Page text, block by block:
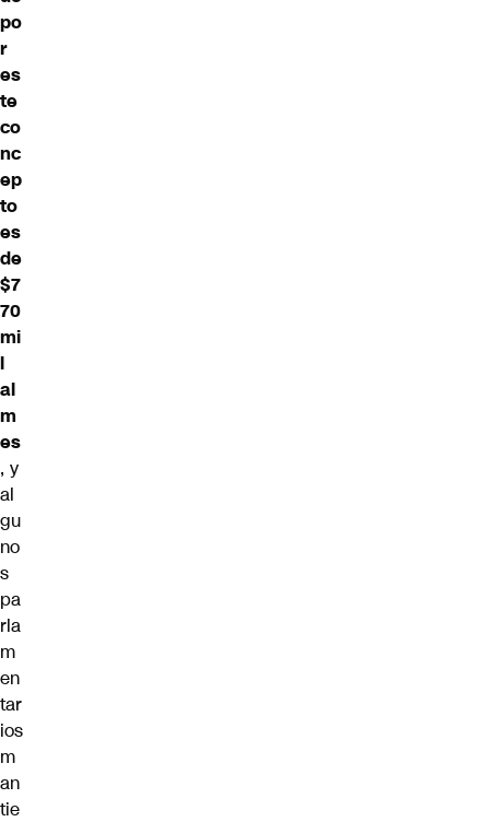
po
r
es
te
co
nc
ep
to
es
de
$7
70
mi
l
al
m
es
, y
al
gu
no
s
pa
rla
m
en
tar
ios
m
an
tie